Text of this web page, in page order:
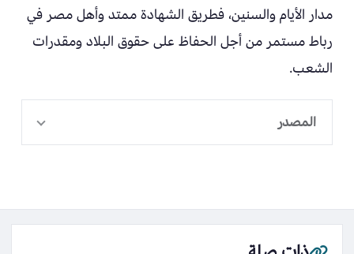
مدار الأيام والسنين، فطريق الشهادة ممتد وأهل مصر في
رباط مستمر من أجل الحفاظ على حقوق البلاد ومقدرات
الشعب.
المصدر